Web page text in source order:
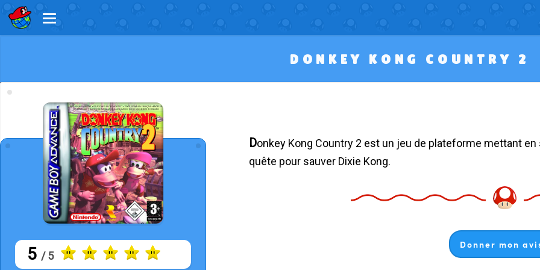
DONKEY KONG COUNTRY 2
5 / 5
Donkey Kong Country 2 est un jeu de plateforme mettant en scène Donkey Kong et Diddy Kong dans leur
quête pour sauver Dixie Kong.
Donner mon